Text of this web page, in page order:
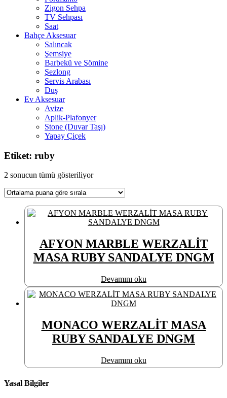
Zigon Sehpa
TV Sehpası
Saat
Bahçe Aksesuar
Salıncak
Şemsiye
Barbekü ve Şömine
Şezlong
Servis Arabası
Duş
Ev Aksesuar
Avize
Aplik-Plafonyer
Stone (Duvar Taşı)
Yapay Çiçek
Etiket: ruby
2 sonucun tümü gösteriliyorEn
göre
sıralandı
AFYON MARBLE WERZALİT
MASA RUBY SANDALYE DNGM
Devamını oku
MONACO WERZALİT MASA
RUBY SANDALYE DNGM
Devamını oku
Yasal Bilgiler